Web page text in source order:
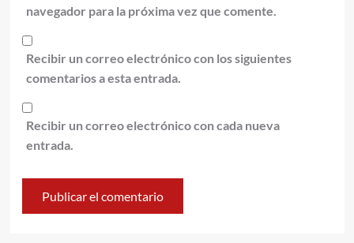
navegador para la próxima vez que comente.
Recibir un correo electrónico con los siguientes
comentarios a esta entrada.
Recibir un correo electrónico con cada nueva
entrada.